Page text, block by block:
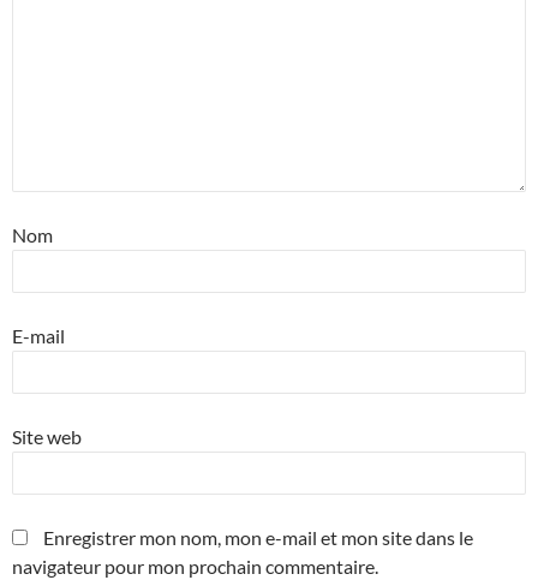
Nom
E-mail
Site web
Enregistrer mon nom, mon e-mail et mon site dans le
navigateur pour mon prochain commentaire.